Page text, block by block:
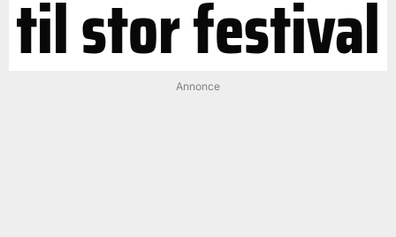
til stor festival
Annonce